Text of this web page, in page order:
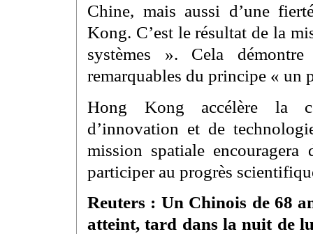
Chine, mais aussi d’une
Kong. C’est le résultat de la
systèmes ». Cela
remarquables du principe « un
Hong Kong accélère la
d’innovation et de
mission spatiale
participer au progrès
Reuters : Un Chinois de 68
atteint, tard dans la nuit de